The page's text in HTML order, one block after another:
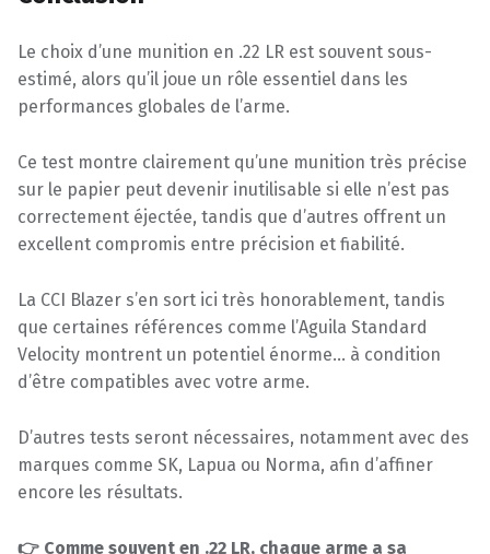
Le choix d’une munition en .22 LR est souvent sous-
estimé, alors qu’il joue un rôle essentiel dans les
performances globales de l’arme.
Ce test montre clairement qu’une munition très précise
sur le papier peut devenir inutilisable si elle n’est pas
correctement éjectée, tandis que d’autres offrent un
excellent compromis entre précision et fiabilité.
La CCI Blazer s’en sort ici très honorablement, tandis
que certaines références comme l’Aguila Standard
Velocity montrent un potentiel énorme… à condition
d’être compatibles avec votre arme.
D’autres tests seront nécessaires, notamment avec des
marques comme SK, Lapua ou Norma, afin d’affiner
encore les résultats.
👉 Comme souvent en .22 LR, chaque arme a sa